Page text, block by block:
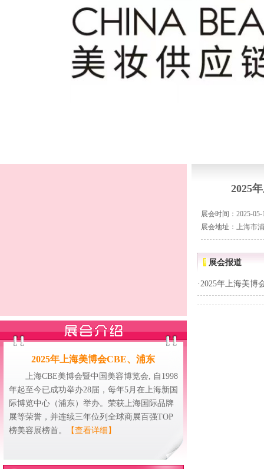
2025年上海美博会CBE、浦东
上海CBE美博会暨中国美容博览会, 自1998
年起至今已成功举办28届，每年5月在上海新国
际博览中心（浦东）举办。荣获上海国际品牌
展等荣誉，并连续三年位列全球商展百强TOP
榜美容展榜首。
【查看详细】
2025
展会时间：2025-05-
展会地址：上海市
展会报道
·2025年上海美博